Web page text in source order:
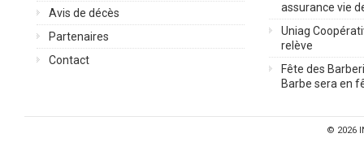
Avis de décès
Partenaires
Contact
assurance vie
Uniag
relève
Fête des
Barbe sera en
© 2026